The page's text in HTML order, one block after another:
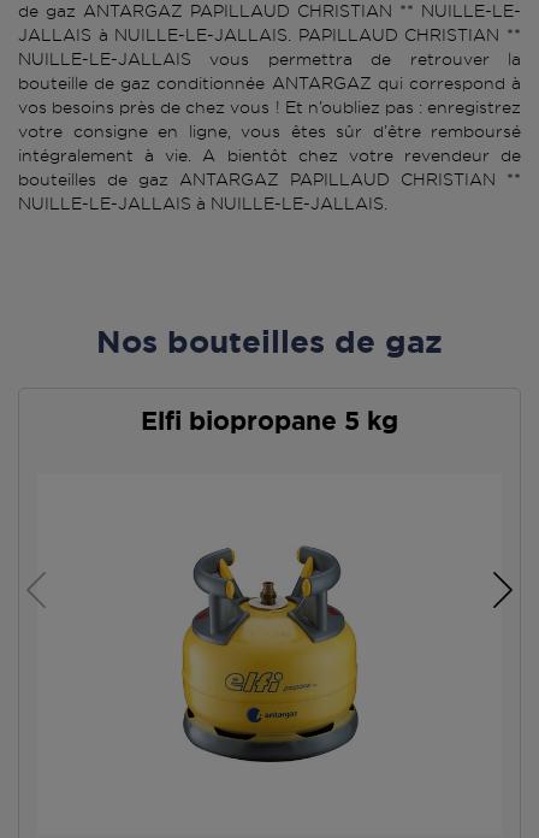
de gaz ANTARGAZ PAPILLAUD CHRISTIAN ** NUILLE-LE-
JALLAIS à NUILLE-LE-JALLAIS. PAPILLAUD CHRISTIAN **
NUILLE-LE-JALLAIS vous permettra de retrouver la
bouteille de gaz conditionnée ANTARGAZ qui correspond à
vos besoins près de chez vous ! Et n’oubliez pas : enregistrez
votre consigne en ligne, vous êtes sûr d’être remboursé
intégralement à vie. A bientôt chez votre revendeur de
bouteilles de gaz ANTARGAZ PAPILLAUD CHRISTIAN **
NUILLE-LE-JALLAIS à NUILLE-LE-JALLAIS.
Nos bouteilles de gaz
Elfi biopropane 5 kg